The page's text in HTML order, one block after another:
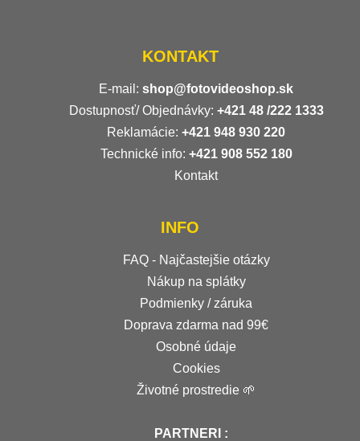
KONTAKT
E-mail: shop@fotovideoshop.sk
Dostupnosť/ Objednávky: +421 48 /222 1333
Reklamácie: +421 948 930 220
Technické info: +421 908 552 180
Kontakt
INFO
FAQ - Najčastejšie otázky
Nákup na splátky
Podmienky / záruka
Doprava zdarma nad 99€
Osobné údaje
Cookies
Životné prostredie 🌱
PARTNERI :